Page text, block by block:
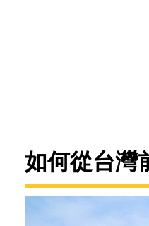
如何從台灣